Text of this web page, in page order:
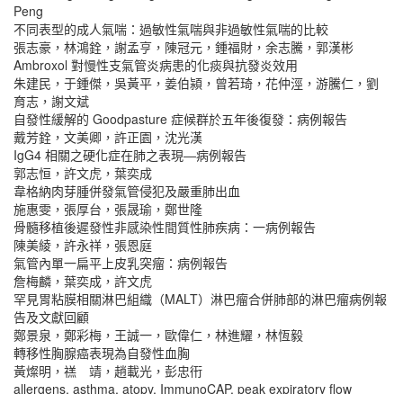
Peng
不同表型的成人氣喘：過敏性氣喘與非過敏性氣喘的比較
張志豪，林鴻銓，謝孟亨，陳冠元，鍾福財，余志騰，郭漢彬
Ambroxol 對慢性支氣管炎病患的化痰與抗發炎效用
朱建民，于鍾傑，吳黃平，姜伯潁，曾若琦，花仲涇，游騰仁，劉
育志，謝文斌
自發性緩解的 Goodpasture 症候群於五年後復發：病例報告
戴芳銓，文美卿，許正園，沈光漢
IgG4 相關之硬化症在肺之表現―病例報告
郭志恒，許文虎，葉奕成
韋格納肉芽腫併發氣管侵犯及嚴重肺出血
施惠雯，張厚台，張晟瑜，鄭世隆
骨髓移植後遲發性非感染性間質性肺疾病：一病例報告
陳美綾，許永祥，張恩庭
氣管內單一扁平上皮乳突瘤：病例報告
詹梅麟，葉奕成，許文虎
罕見胃粘膜相關淋巴組織（MALT）淋巴瘤合併肺部的淋巴瘤病例報
告及文獻回顧
鄭景泉，鄭彩梅，王誠一，歐偉仁，林進耀，林恆毅
轉移性胸腺癌表現為自發性血胸
黃燦明，禚 靖，趙載光，彭忠衎
allergens, asthma, atopy, ImmunoCAP, peak expiratory flow